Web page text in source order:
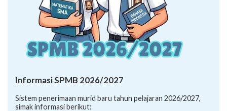
Informasi SPMB 2026/2027
Sistem penerimaan murid baru tahun pelajaran 2026/2027,
simak informasi berikut: